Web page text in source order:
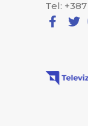
Tel: